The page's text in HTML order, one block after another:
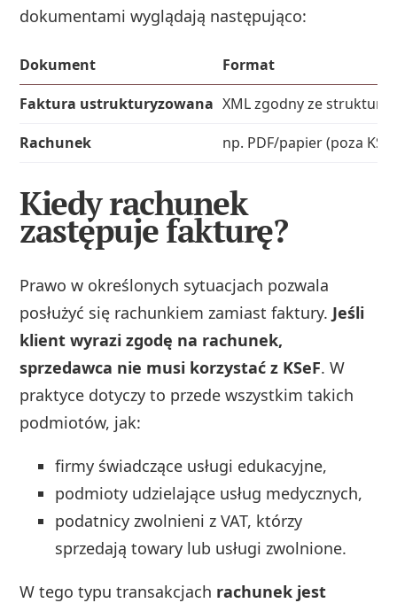
dokumentami wyglądają następująco:
Dokument
Format
Faktura ustrukturyzowana XML zgodny ze strukturą
Rachunek
np. PDF/papier (poza
Kiedy rachunek
zastępuje fakturę?
Prawo w określonych sytuacjach pozwala
posłużyć się rachunkiem zamiast faktury. Jeśli
klient wyrazi zgodę na rachunek,
sprzedawca nie musi korzystać z KSeF. W
praktyce dotyczy to przede wszystkim takich
podmiotów, jak:
firmy świadczące usługi edukacyjne,
podmioty udzielające usług medycznych,
podatnicy zwolnieni z VAT, którzy
sprzedają towary lub usługi zwolnione.
W tego typu transakcjach rachunek jest